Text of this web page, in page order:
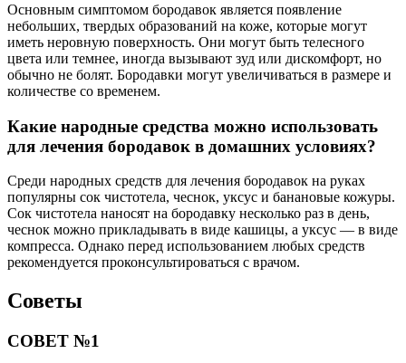
Основным симптомом бородавок является появление
небольших, твердых образований на коже, которые могут
иметь неровную поверхность. Они могут быть телесного
цвета или темнее, иногда вызывают зуд или дискомфорт, но
обычно не болят. Бородавки могут увеличиваться в размере и
количестве со временем.
Какие народные средства можно использовать
для лечения бородавок в домашних условиях?
Среди народных средств для лечения бородавок на руках
популярны сок чистотела, чеснок, уксус и банановые кожуры.
Сок чистотела наносят на бородавку несколько раз в день,
чеснок можно прикладывать в виде кашицы, а уксус — в виде
компресса. Однако перед использованием любых средств
рекомендуется проконсультироваться с врачом.
Советы
СОВЕТ №1